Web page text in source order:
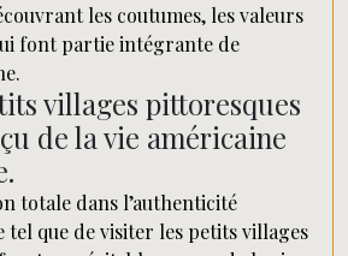
les coutumes, les valeurs
font partie intégrante de
villages pittoresques
de la vie américaine
totale dans l’authenticité
tel que de visiter les petits villages